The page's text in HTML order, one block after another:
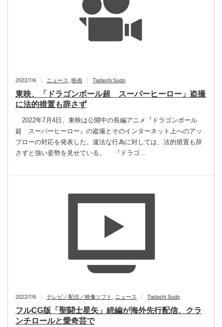
2022/7/6 ニュース 映画 Tadashi Sudo
東映、「ドラゴンボール超 スーパーヒーロー」盗撮
に法的措置も辞さず
2022年7月4日、東映は公開中の長編アニメ『ドラゴンボール
超 スーパーヒーロー』の盗撮とそのインターネット上へのアッ
プローの対応を発表した。違法な行為に対しては、法的措置も辞
さずと強い姿勢を見せている。 『ドラゴ…
2022/7/6 テレビ／配信／映像ソフト ニュース Tadashi Sudo
フルCG版「聖闘士星矢」続編が海外先行配信、クラ
ンチロールと愛奇芸で